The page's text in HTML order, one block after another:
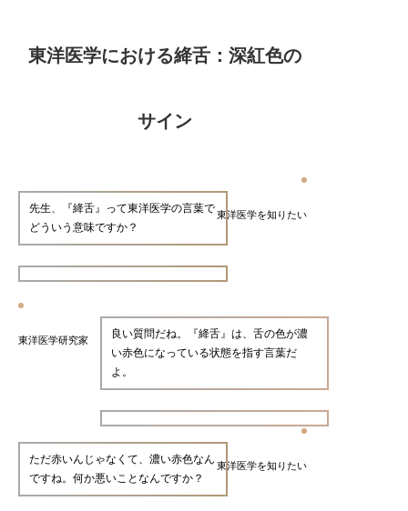
東洋医学における絳舌：深紅色の
サイン
東洋医学を知りたい
先生、『絳舌』って東洋医学の言葉で
どういう意味ですか？
東洋医学研究家
良い質問だね。『絳舌』は、舌の色が濃
い赤色になっている状態を指す言葉だ
よ。
東洋医学を知りたい
ただ赤いんじゃなくて、濃い赤色なん
ですね。何か悪いことなんですか？